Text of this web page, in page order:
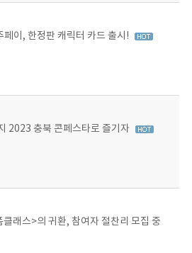
이, 한정판 캐릭터 카드 출시!
2023 충북 콘페스타로 즐기자
래스>의 귀환, 참여자 절찬리 모집 중